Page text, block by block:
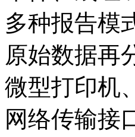
多种报告模
原始数据再
微型打印机
网络传输接